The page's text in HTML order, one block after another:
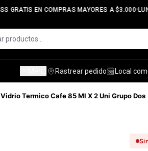
GRATIS EN COMPRAS MAYORES A $3.000•
Rastrear pedido Local
Termico Cafe 85 Ml X 2 Uni Grupo Dos